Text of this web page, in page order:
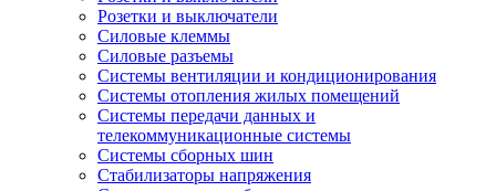
Розетки и выключатели
Силовые клеммы
Силовые разъемы
Системы вентиляции и кондиционирования
Системы отопления жилых помещений
Системы передачи данных и
телекоммуникационные системы
Системы сборных шин
Стабилизаторы напряжения